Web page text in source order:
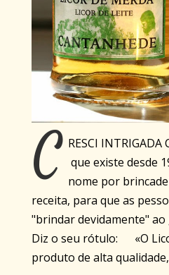
C RESCI
que existe desde
nome por
receita, para que as
"brindar devidamente" ao
Diz o seu rótulo: «O
produto de alta